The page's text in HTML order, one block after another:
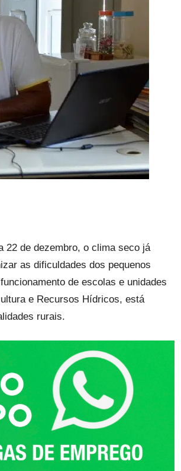
22 de dezembro, o clima seco já
as dificuldades dos pequenos
de escolas e unidades
e Recursos Hídricos, está
rurais.